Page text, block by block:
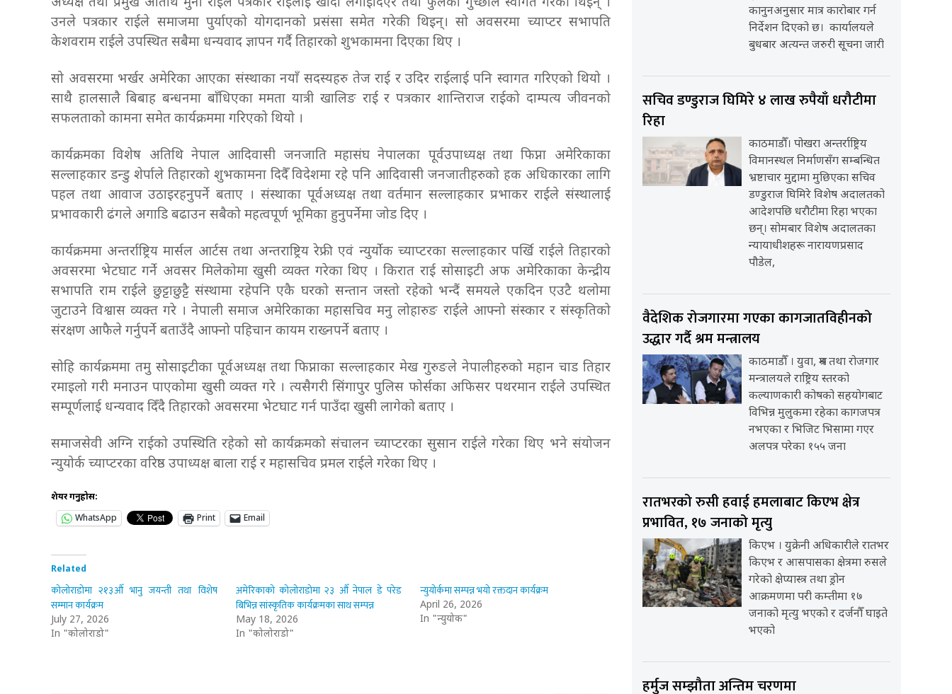
उनले पत्रकार राईले समाजमा पुर्याएको योगदानको प्रसंसा समेत गरेकी थिइन्। सो अवसरमा च्याप्टर सभापति
केशवराम राईले उपस्थित सबैमा धन्यवाद ज्ञापन गर्दै तिहारको शुभकामना दिएका थिए ।
सो अवसरमा भर्खर अमेरिका आएका संस्थाका नयाँ सदस्यहरु तेज राई र उदिर राईलाई पनि स्वागत गरिएको थियो ।
साथै हालसालै बिबाह बन्धनमा बाँधिएका ममता यात्री खालिङ राई र पत्रकार शान्तिराज राईको दाम्पत्य जीवनको
सफलताको कामना समेत कार्यक्रममा गरिएको थियो ।
कार्यक्रमका विशेष अतिथि नेपाल आदिवासी जनजाति महासंघ नेपालका पूर्वउपाध्यक्ष तथा फिप्ना अमेरिकाका
सल्लाहकार डन्डु शेर्पाले तिहारको शुभकामना दिदैँ विदेशमा रहे पनि आदिवासी जनजातीहरुको हक अधिकारका लागि
पहल तथा आवाज उठाइरहनुपर्ने बताए । संस्थाका पूर्वअध्यक्ष तथा वर्तमान सल्लाहकार प्रभाकर राईले संस्थालाई
प्रभावकारी ढंगले अगाडि बढाउन सबैको महत्वपूर्ण भूमिका हुनुपर्नेमा जोड दिए ।
कार्यक्रममा अन्तर्राष्ट्रिय मार्सल आर्टस तथा अन्तराष्ट्रिय रेफ्री एवं न्युर्योक च्याप्टरका सल्लाहकार पर्खि राईले तिहारको
अवसरमा भेटघाट गर्ने अवसर मिलेकोमा खुसी व्यक्त गरेका थिए । किरात राई सोसाइटी अफ अमेरिकाका केन्द्रीय
सभापति राम राईले छुट्टाछुट्टै संस्थामा रहेपनि एकै घरको सन्तान जस्तो रहेको भन्दैं समयले एकदिन एउटै थलोमा
जुटाउने विश्वास व्यक्त गरे । नेपाली समाज अमेरिकाका महासचिव मनु लोहारुङ राईले आफ्नो संस्कार र संस्कृतिको
संरक्षण आफैले गर्नुपर्ने बताउँदै आफ्नो पहिचान कायम राख्नपर्ने बताए ।
सोहि कार्यक्रममा तमु सोसाइटीका पूर्वअध्यक्ष तथा फिप्नाका सल्लाहकार मेख गुरुङले नेपालीहरुको महान चाड तिहार
रमाइलो गरी मनाउन पाएकोमा खुसी व्यक्त गरे । त्यसैगरी सिंगापुर पुलिस फोर्सका अफिसर पथरमान राईले उपस्थित
सम्पूर्णलाई धन्यवाद दिँदै तिहारको अवसरमा भेटघाट गर्न पाउँदा खुसी लागेको बताए ।
समाजसेवी अग्नि राईको उपस्थिति रहेको सो कार्यक्रमको संचालन च्याप्टरका सुसान राईले गरेका थिए भने संयोजन
न्युयोर्क च्याप्टरका वरिष्ठ उपाध्यक्ष बाला राई र महासचिव प्रमल राईले गरेका थिए ।
शेयर गर्नुहोस:
WhatsApp
Print Email
Related
कोलोराडोमा २१३औँ भानु जयन्ती तथा विशेष
सम्मान कार्यक्रम
July 27, 2026
In "कोलोराडो"
अमेरिकाको कोलोराडोमा २३ औँ नेपाल डे परेड
बिभिन्न सांस्कृतिक कार्यक्रमका साथ सम्पन्न
May 18, 2026
In "कोलोराडो"
न्युयोर्कमा सम्पन्न भयो रक्तदान कार्यक्रम
April 26, 2026
In "न्युयोर्क"
कानुनअनुसार मात्र कारोबार गर्न
निर्देशन दिएको छ। कार्यालयले
बुधबार अत्यन्त जरुरी सूचना जारी
सचिव डण्डुराज घिमिरे ४ लाख रुपैयाँ धरौटीमा
रिहा
काठमाडौँ। पोखरा अन्तर्राष्ट्रिय
विमानस्थल निर्माणसँग सम्बन्धित
भ्रष्टाचार मुद्दामा मुछिएका सचिव
डण्डुराज घिमिरे विशेष अदालतको
आदेशपछि धरौटीमा रिहा भएका
छन्। सोमबार विशेष अदालतका
न्यायाधीशहरू नारायणप्रसाद
पौडेल,
वैदेशिक रोजगारमा गएका कागजातविहीनको
उद्धार गर्दै श्रम मन्त्रालय
काठमाडौँ । युवा, श्रम तथा रोजगार
मन्त्रालयले राष्ट्रिय स्तरको
कल्याणकारी कोषको सहयोगबाट
विभिन्न मुलुकमा रहेका कागजपत्र
नभएका र भिजिट भिसामा गएर
अलपत्र परेका १५५ जना
रातभरको रुसी हवाई हमलाबाट किएभ क्षेत्र
प्रभावित, १७ जनाको मृत्यु
किएभ । युक्रेनी अधिकारीले रातभर
किएभ र आसपासका क्षेत्रमा रुसले
गरेको क्षेप्यास्त्र तथा ड्रोन
आक्रमणमा परी कम्तीमा १७
जनाको मृत्यु भएको र दर्जनौँ घाइते
भएको
हर्मुज सम्झौता अन्तिम चरणमा